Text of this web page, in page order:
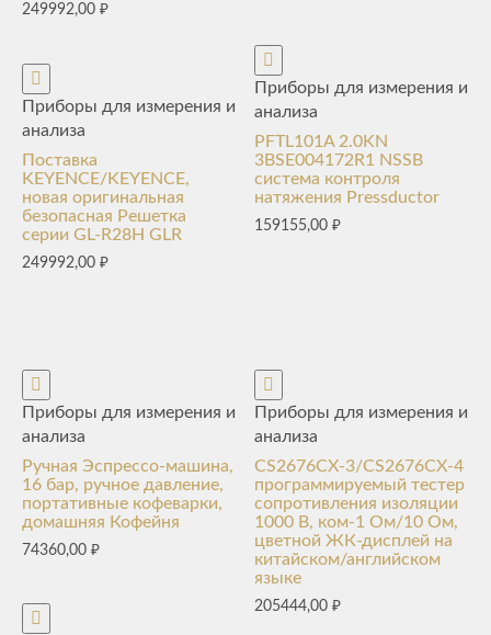
249992,00 ₽
Приборы для измерения и
анализа
Поставка
KEYENCE/KEYENCE,
новая оригинальная
безопасная Решетка
серии GL-R28H GLR
249992,00 ₽
Приборы для измерения и
анализа
PFTL101A 2.0KN
3BSE004172R1 NSSB
система контроля
натяжения Pressductor
159155,00₽
Приборы для измерения и
анализа
Ручная Эспрессо-машина,
16 бар, ручное давление,
портативные кофеварки,
домашняя Кофейня
74360,00 ₽
Приборы для измерения и
анализа
CS2676CX-3/CS2676CX-4
программируемый тестер
сопротивления изоляции
1000 В, ком-1 Ом/10 Ом,
цветной ЖК-дисплей на
китайском/английском
языке
205444,00₽